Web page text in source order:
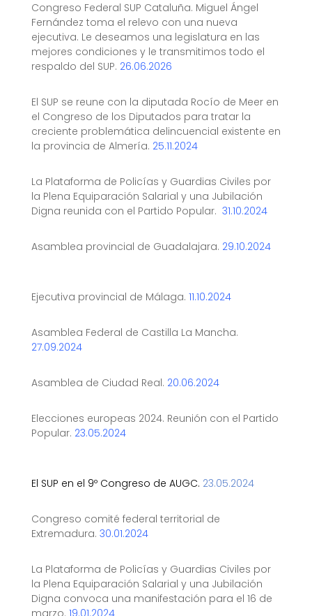
Congreso Federal SUP Cataluña. Miguel Ángel
Fernández toma el relevo con una nueva
ejecutiva. Le deseamos una legislatura en las
mejores condiciones y le transmitimos todo el
respaldo del SUP. 26.06.2026
El SUP se reune con la diputada Rocío de Meer en
el Congreso de los Diputados para tratar la
creciente problemática delincuencial existente en
la provincia de Almería. 25.11.2024
La Plataforma de Policías y Guardias Civiles por
la Plena Equiparación Salarial y una Jubilación
Digna reunida con el Partido Popular. 31.10.2024
Asamblea provincial de Guadalajara. 29.10.2024
Ejecutiva provincial de Málaga. 11.10.2024
Asamblea Federal de Castilla La Mancha.
27.09.2024
Asamblea de Ciudad Real. 20.06.2024
Elecciones europeas 2024. Reunión con el Partido
Popular. 23.05.2024
El SUP en el 9º Congreso de AUGC. 23.05.2024
Congreso comité federal territorial de
Extremadura. 30.01.2024
La Plataforma de Policías y Guardias Civiles por
la Plena Equiparación Salarial y una Jubilación
Digna convoca una manifestación para el 16 de
marzo. 19.01.2024